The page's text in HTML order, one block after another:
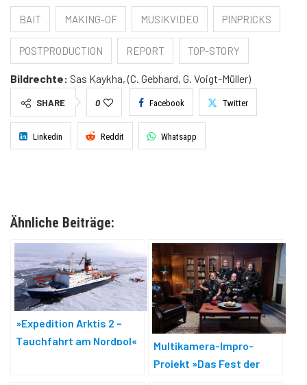
BAIT MAKING-OF MUSIKVIDEO PINPRICKS
POSTPRODUCTION REPORT TOP-STORY
Bildrechte: Sas Kaykha, (C. Gebhard, G. Voigt-Müller)
SHARE 0 Facebook Twitter
Linkedin Reddit Whatsapp
Ähnliche Beiträge:
»Expedition Arktis 2 –
Tauchfahrt am Nordpol«
Multikamera-Impro-
Projekt »Das Fest der